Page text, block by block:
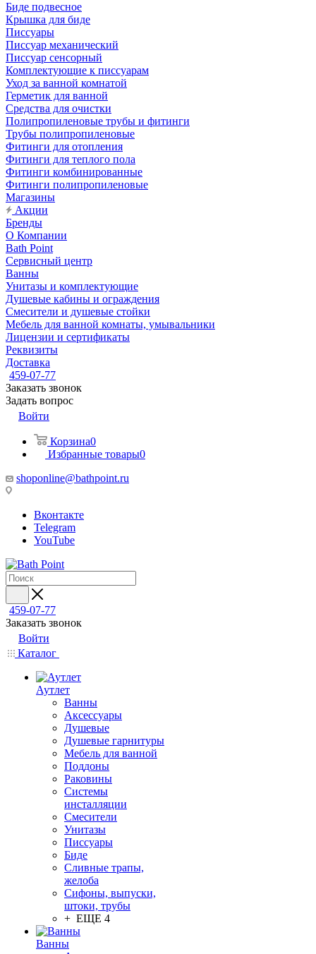
Биде подвесное
Крышка для биде
Писсуары
Писсуар механический
Писсуар сенсорный
Комплектующие к писсуарам
Уход за ванной комнатой
Герметик для ванной
Средства для очистки
Полипропиленовые трубы и фитинги
Трубы полипропиленовые
Фитинги для отопления
Фитинги для теплого пола
Фитинги комбинированные
Фитинги полипропиленовые
Магазины
Акции
Бренды
О Компании
Bath Point
Сервисный центр
Ванны
Унитазы и комплектующие
Душевые кабины и ограждения
Смесители и душевые стойки
Мебель для ванной комнаты, умывальники
Лицензии и сертификаты
Реквизиты
Доставка
459-07-77
Заказать звонок
Задать вопрос
Войти
Корзина0
Избранные товары0
shoponline@bathpoint.ru
Вконтакте
Telegram
YouTube
459-07-77
Заказать звонок
Войти
Каталог
Аутлет
Ванны
Аксессуары
Душевые
Душевые гарнитуры
Мебель для ванной
Поддоны
Раковины
Системы
инсталляции
Смесители
Унитазы
Писсуары
Биде
Сливные трапы,
желоба
Сифоны, выпуски,
штоки, трубы
+ ЕЩЕ 4
Ванны